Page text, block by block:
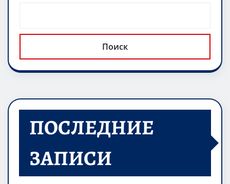
ki ь
Поиск
ПОСЛЕДНИЕ
ЗАПИСИ